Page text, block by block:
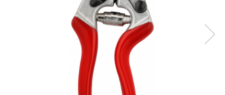
CUTITE DE BUZUNAR
FOARFECE ELECTRICE SI ACCESORII